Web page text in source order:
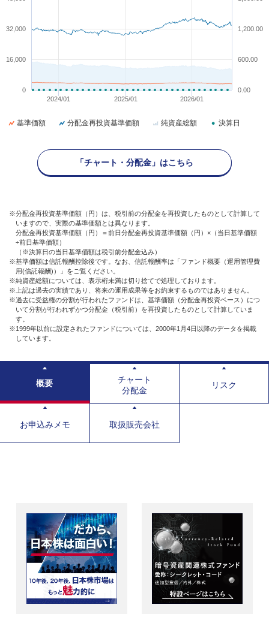
2024/01 2025/01 2026/01
0
16,000
32,000
0.00
600.00
1,200.00
基準価額 分配金再投資基準価額 純資産総額 決算日
「チャート・分配金」はこちら
※分配金再投資基準価額（円）は、税引前の分配金を再投資したものとして計算して
いますので、実際の基準価額とは異なります。
分配金再投資基準価額（円）＝前日分配金再投資基準価額（円）×（当日基準価額
÷前日基準価額）
（※決算日の当日基準価額は税引前分配金込み）
※基準価額は信託報酬控除後です。なお、信託報酬率は「ファンド概要（運用管理費
用(信託報酬)）」をご覧ください。
※純資産総額については、表示桁未満は切り捨てで処理しております。
※上記は過去の実績であり、将来の運用成果等をお約束するものではありません。
※過去に受益権の分割が行われたファンドは、基準価額（分配金再投資ベース）につ
いて分割が行われずかつ分配金（税引前）を再投資したものとして計算していま
す。
※1999年以前に設定されたファンドについては、2000年1月4日以降のデータを掲載
しています。
概要
チャート
分配金
リスク
お申込みメモ 取扱販売会社